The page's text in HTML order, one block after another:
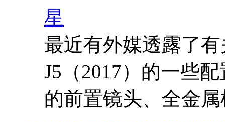
最近有外媒透露了
J5（2017）的一些
的前置镜头、全金